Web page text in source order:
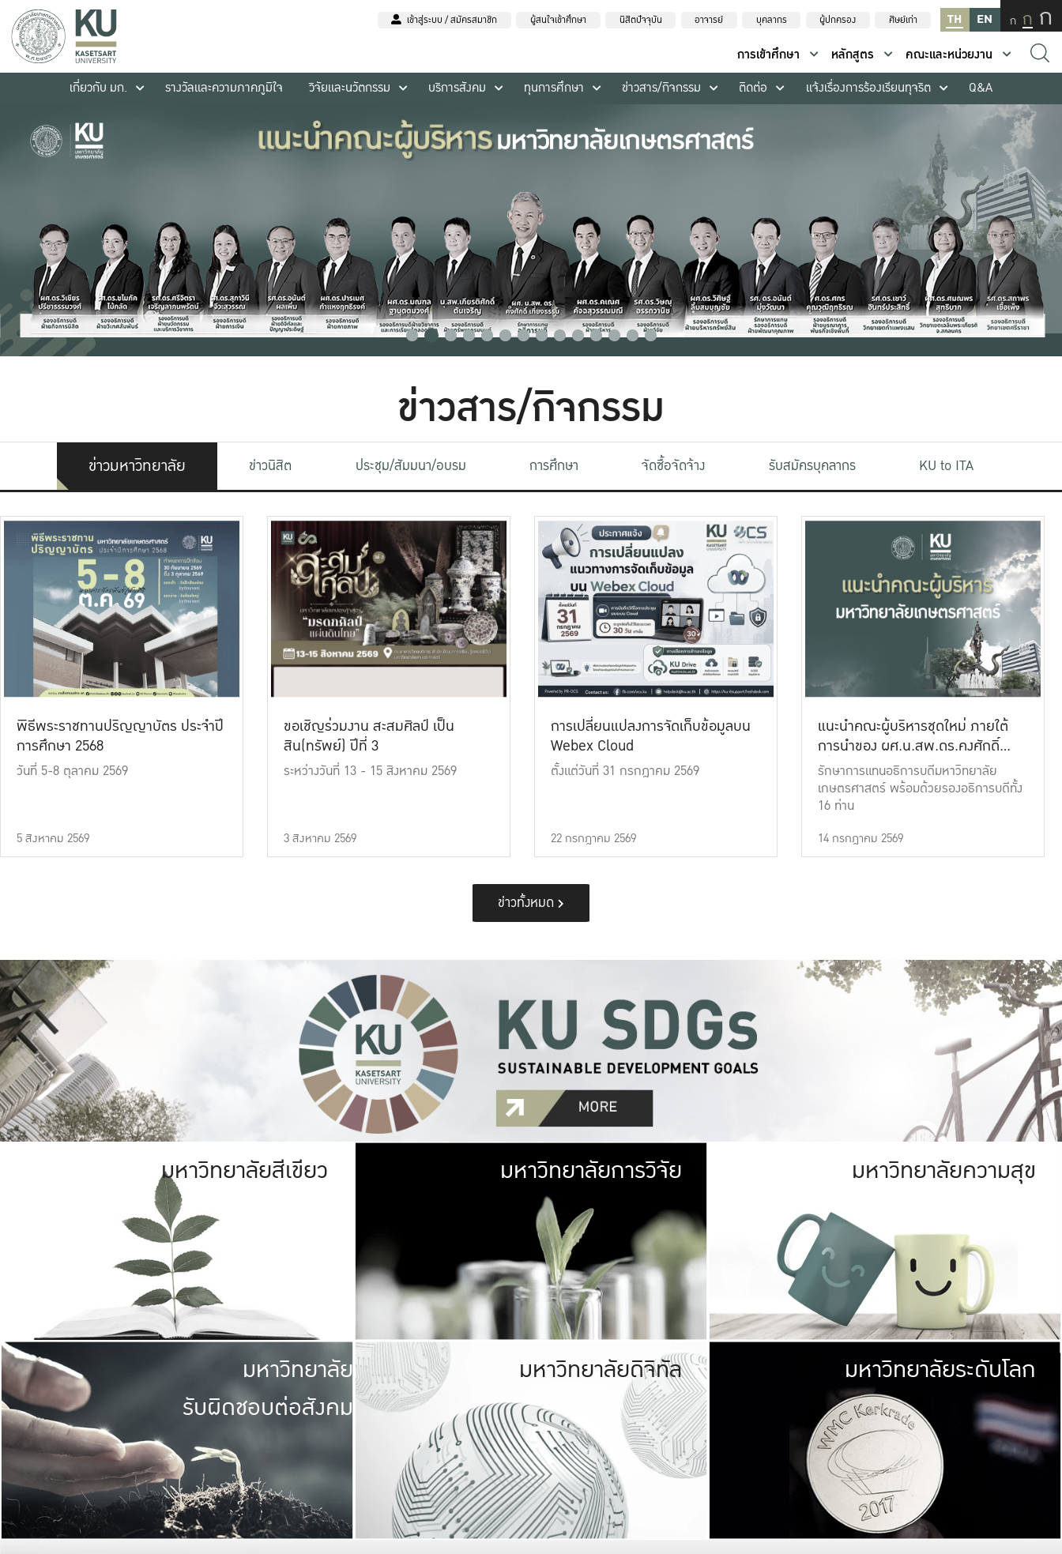
เข้าสู่ระบบ / สมัครสมาชิก ผู้สนใจเข้าศึกษา นิสิตปัจจุบัน อาจารย์ บุคลากร ผู้ปกครอง ศิษย์เก่า TH EN ก ก ก
การเข้าศึกษา หลักสูตร
คณะและหน่วยงาน
เกี่ยวกับ มก.
รางวัลและความภาคภูมิใจ วิจัยและนวัตกรรม บริการสังคม ทุนการศึกษา ข่าวสาร/กิจกรรม ติดต่อ แจ้งเรื่องการร้องเรียนทุจริต Q&A
ข่าวสาร/กิจกรรม
ข่าวมหาวิทยาลัย ข่าวนิสิต ประชุม/สัมมนา/อบรม การศึกษา จัดซื้อจัดจ้าง รับสมัครบุคลากร KU to ITA
พิธีพระราชทานปริญญาบัตร ประจำปี
การศึกษา 2568
วันที่ 5-8 ตุลาคม 2569
5 สิงหาคม 2569
ขอเชิญร่วมงาน สะสมศิลป์ เป็น
สิน(ทรัพย์) ปีที่ 3
ระหว่างวันที่ 13 - 15 สิงหาคม 2569
3 สิงหาคม 2569
การเปลี่ยนแปลงการจัดเก็บข้อมูลบน
Webex Cloud
ตั้งแต่วันที่ 31 กรกฎาคม 2569
22 กรกฎาคม 2569
แนะนำคณะผู้บริหารชุดใหม่ ภายใต้
การนำของ ผศ.น.สพ.ดร.คงศักดิ์
เที่ยงธรรม
รักษาการแทนอธิการบดีมหาวิทยาลัย
เกษตรศาสตร์ พร้อมด้วยรองอธิการบดีทั้ง
16 ท่าน
14 กรกฎาคม 2569
ข่าวทั้งหมด
มหาวิทยาลัยสีเขียว มหาวิทยาลัย
เกษตรศาสตร์ มีพื้นที่เขียวสดใส หนาแน่น
เป็นป่าในเมือง (URBAN FOREST)
เกษตรในเมือง (URBAN AGRICULTURE)
ที่นับรวมกันได้ประมาณ 1,400 ไร่
มหาวิทยาลัยการวิจัย มหาวิทยาลัย
ให้กับประชาชน
มหาวิทยาลัยความสุข
มหาวิทยาลัย
รับผิดชอบต่อสังคม
มหาวิทยาลัยรับผิดชอบต่อสังคม
ร่วมมือกับชุมชน เพื่อความกินดีอยู่ดี
และความสุขอย่างยั่งยืน
มองปัญหาในภาพกว้าง
แก้ไขจากปัญหาจุดเล็กๆ
มหาวิทยาลัยดิจิทัล มหาวิทยา
พร้อมที่จ
และผลักดันในการใช้ระบบส
เพื่อการทำงานแ
มหาวิทยาลัยระดับโลก